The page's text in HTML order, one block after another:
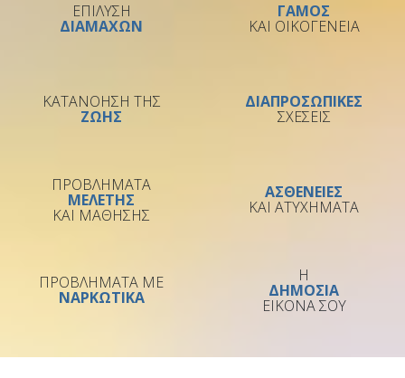
ΕΠΙΛΥΣΗ
ΔΙΑΜΑΧΩΝ
ΓΑΜΟΣ
ΚΑΙ ΟΙΚΟΓΕΝΕΙΑ
ΚΑΤΑΝΟΗΣΗ ΤΗΣ
ΖΩΗΣ
ΔΙΑΠΡΟΣΩΠΙΚΕΣ
ΣΧΕΣΕΙΣ
ΠΡΟΒΛΗΜΑΤΑ
ΜΕΛΕΤΗΣ
ΚΑΙ ΜΑΘΗΣΗΣ
ΑΣΘΕΝΕΙΕΣ
ΚΑΙ ΑΤΥΧΗΜΑΤΑ
ΠΡΟΒΛΗΜΑΤΑ ΜΕ
ΝΑΡΚΩΤΙΚΑ
Η
ΔΗΜΟΣΙΑ
ΕΙΚΟΝΑ ΣΟΥ